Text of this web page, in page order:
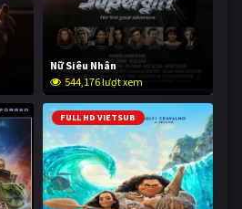
Nữ Siêu Nhân
544,176 lượt xem
FULL HD VIETSUB